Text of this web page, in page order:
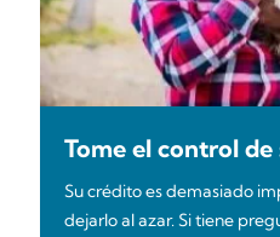
Tome el control
Su crédito es demasiado
dejarlo al azar. Si tiene